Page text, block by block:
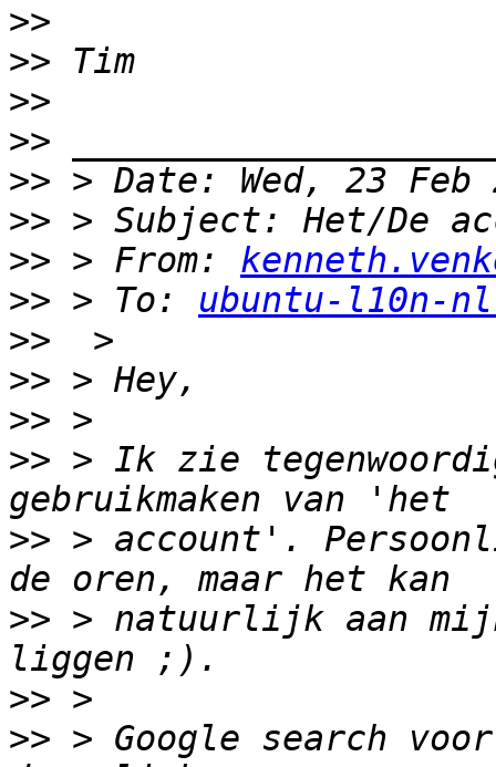
>>
>>
>>
>>
>>
>>
>> > From:
>> > To: ubuntu-l10n-
>>
>>
>>
>> > Ik zie
>> > account'.
>> > natuurlijk aan
>>
>> > Google search